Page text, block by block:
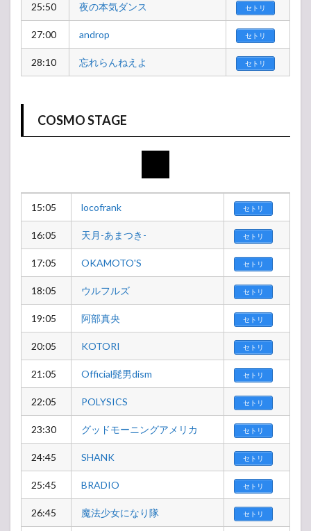
25:50 夜の本気ダンス セトリ
27:00 androp セトリ
28:10 忘れらんねえよ セトリ
COSMO STAGE
15:05 locofrank セトリ
16:05 天月-あまつき- セトリ
17:05 OKAMOTO'S セトリ
18:05 ウルフルズ セトリ
19:05 阿部真央 セトリ
20:05 KOTORI セトリ
21:05 Official髭男dism セトリ
22:05 POLYSICS セトリ
23:30 グッドモーニングアメリカ セトリ
24:45 SHANK セトリ
25:45 BRADIO セトリ
26:45 魔法少女になり隊 セトリ